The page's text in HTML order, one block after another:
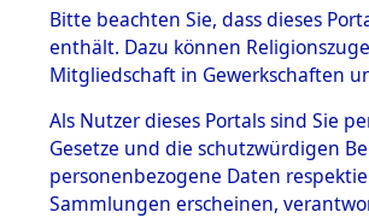
BESTÄNDE
1.
mente
5. Verschiedenes
5.3
Todesmärsche
Bitte beachten Sie, dass dieses
enthält. Dazu können
Mitgliedschaft in Gewerkschaften
Als Nutzer dieses Portals sind Sie
Gesetze und die schutzwürdigen
personenbezogene Daten
Sammlungen erscheinen,